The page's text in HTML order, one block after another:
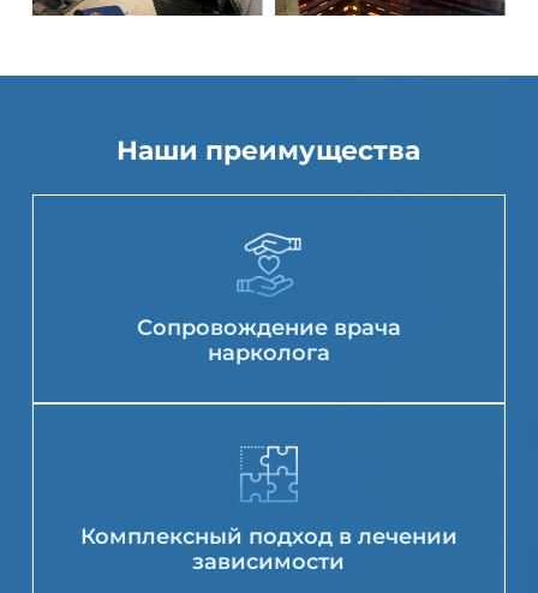
Наши преимущества
Сопровождение врача
нарколога
Комплексный подход в лечении
зависимости